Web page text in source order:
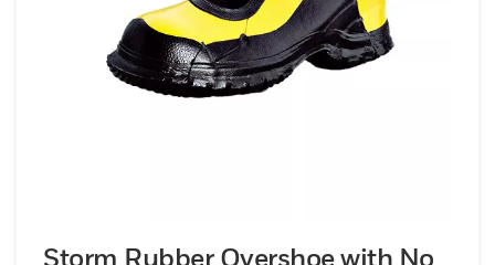
Storm Rubber Overshoe with No